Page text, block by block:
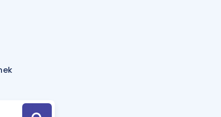
Hesaplama Aracı
için Öneriler
Tek Takvimde